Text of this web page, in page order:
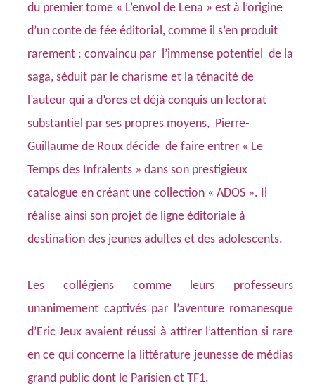
du premier tome « L’envol de Lena » est à l’origine
d’un conte de fée éditorial, comme il s’en produit
rarement : convaincu par l’immense potentiel de la
saga, séduit par le charisme et la ténacité de
l’auteur qui a d’ores et déjà conquis un lectorat
substantiel par ses propres moyens, Pierre-
Guillaume de Roux décide de faire entrer « Le
Temps des Infralents » dans son prestigieux
catalogue en créant une collection « ADOS ». Il
réalise ainsi son projet de ligne éditoriale à
destination des jeunes adultes et des adolescents.
Les collégiens comme leurs professeurs
unanimement captivés par l’aventure romanesque
d’Eric Jeux avaient réussi à attirer l’attention si rare
en ce qui concerne la littérature jeunesse de médias
grand public dont le Parisien et TF1.